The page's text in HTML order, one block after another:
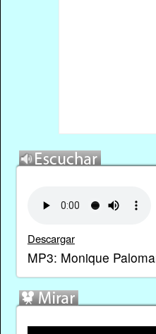
Descargar
MP3: Monique